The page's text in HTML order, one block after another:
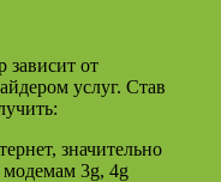
зависит от
услуг. Став
значительно
3g, 4g